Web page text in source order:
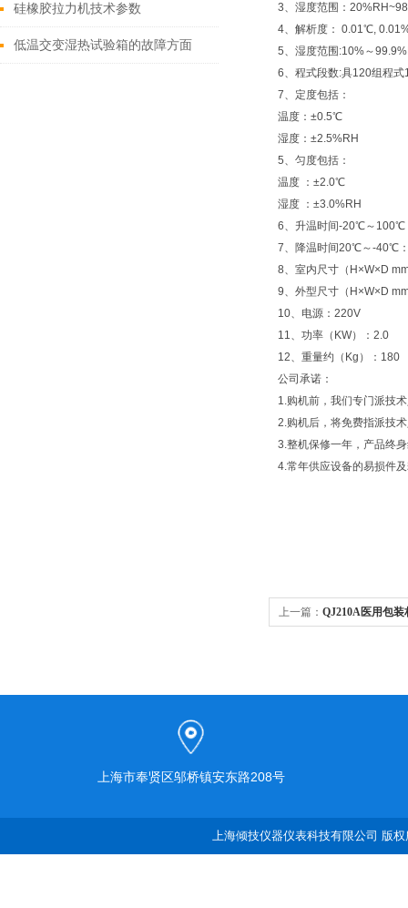
硅橡胶拉力机技术参数
低温交变湿热试验箱的故障方面
3、湿度范围：
4、解析度： 0.01℃,
5、湿度范围:10%～
6、程式段数:具120组程式
7、定度包括：
温度：±0.5℃
湿度：±2.5%RH
5、匀度包括：
温度 ：±2.0℃
湿度 ：±3.0%RH
6、升温时间-20℃～100℃
7、降温时间20℃～-40℃
8、室内尺寸（H×W×D
9、外型尺寸（H×W×D
10、电源：220V
11、功率（KW）：2.0
12、重量约（Kg）：180
公司承诺：
1.购机前，我们专门派技
2.购机后，将免费指派技
3.整机保修一年，产品终
4.常年供应设备的易损件
上一篇： QJ210A医用包装
上海市奉贤区邬桥镇安东路208号
上海倾技仪器仪表科技有限公司 版